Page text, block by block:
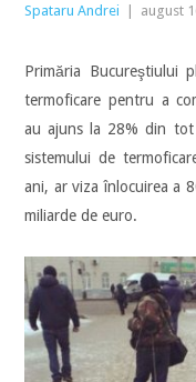
Spataru Andrei august
Primăria Bucureştiului
termoficare pentru a
au ajuns la 28% din tot
sistemului de
ani, ar viza înlocuirea a
miliarde de euro.